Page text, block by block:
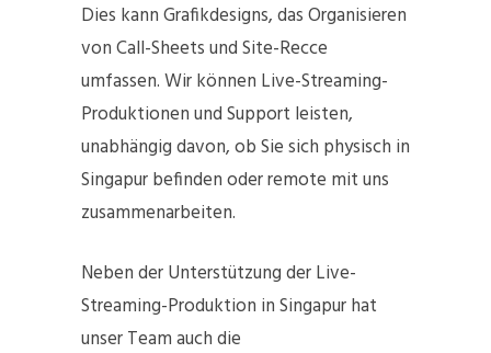
Dies kann Grafikdesigns, das Organisieren
von Call-Sheets und Site-Recce
umfassen. Wir können Live-Streaming-
Produktionen und Support leisten,
unabhängig davon, ob Sie sich physisch in
Singapur befinden oder remote mit uns
zusammenarbeiten.
Neben der Unterstützung der Live-
Streaming-Produktion in Singapur hat
unser Team auch die